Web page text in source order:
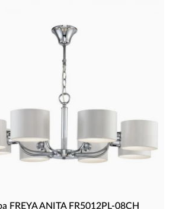
FREYA ANITA FR5012PL-08CH